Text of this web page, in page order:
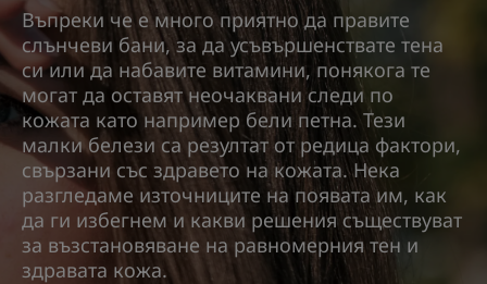
Въпреки че е много приятно да правите
слънчеви бани, за да усъвършенствате тена
си или да набавите витамини, понякога те
могат да оставят неочаквани следи по
кожата като например бели петна. Тези
малки белези са резултат от редица фактори,
свързани със здравето на кожата. Нека
разгледаме източниците на появата им, как
да ги избегнем и какви решения съществуват
за възстановяване на равномерния тен и
здравата кожа.